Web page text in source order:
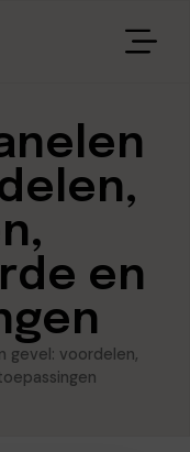
en
gevel: voordelen,